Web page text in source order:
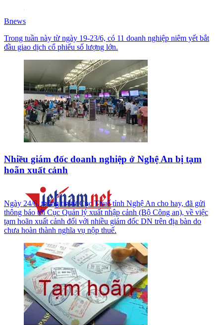
Bnews
Trong tuần này từ ngày 19-23/6, có 11 doanh nghiệp niêm yết bắt
đầu giao dịch cổ phiếu số lượng lớn.
Nhiều giám đốc doanh nghiệp ở Nghệ An bị tạm
hoãn xuất cảnh
Ngày 24/6, thông tin từ Cục Thuế tỉnh Nghệ An cho hay, đã gửi
thông báo tới Cục Quản lý xuất nhập cảnh (Bộ Công an), về việc
tạm hoãn xuất cảnh đối với nhiều giám đốc DN trên địa bàn do
chưa hoàn thành nghĩa vụ nộp thuế.